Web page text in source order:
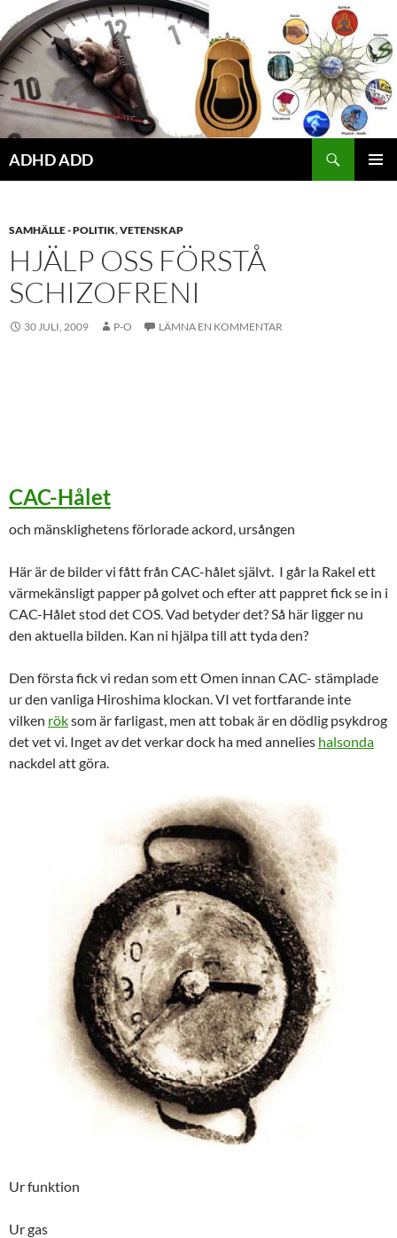
Hoppa
till
innehåll
ADHD ADD
SAMHÄLLE - POLITIK,VETENSKAP
HJÄLP OSS FÖRSTÅ
SCHIZOFRENI
30 JULI, 2009 P-O LÄMNA EN KOMMENTAR
CAC-Hålet
och mänsklighetens förlorade ackord, ursången
Här är de bilder vi fått från CAC-hålet självt. I går la Rakel ett
värmekänsligt papper på golvet och efter att pappret fick se in i
CAC-Hålet stod det COS. Vad betyder det? Så här ligger nu
den aktuella bilden. Kan ni hjälpa till att tyda den?
Den första fick vi redan som ett Omen innan CAC- stämplade
ur den vanliga Hiroshima klockan. VI vet fortfarande inte
vilken röksom är farligast, men att tobak är en dödlig psykdrog
det vet vi. Inget av det verkar dock ha med annelies halsonda
nackdel att göra.
Ur funktion
Ur gas